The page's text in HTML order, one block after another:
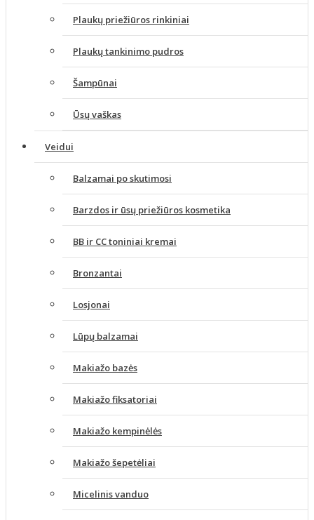
Plaukų priežiūros rinkiniai
Plaukų tankinimo pudros
Šampūnai
Ūsų vaškas
Veidui
Balzamai po skutimosi
Barzdos ir ūsų priežiūros kosmetika
BB ir CC toniniai kremai
Bronzantai
Losjonai
Lūpų balzamai
Makiažo bazės
Makiažo fiksatoriai
Makiažo kempinėlės
Makiažo šepetėliai
Micelinis vanduo